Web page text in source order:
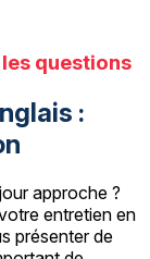
les questions
:
approche ?
entretien en
présenter de